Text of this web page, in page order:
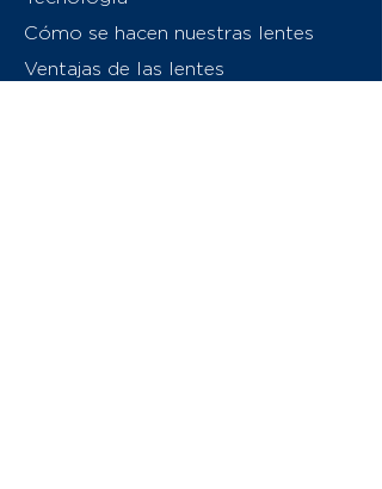
Cómo se hacen nuestras lentes
Ventajas de las lentes